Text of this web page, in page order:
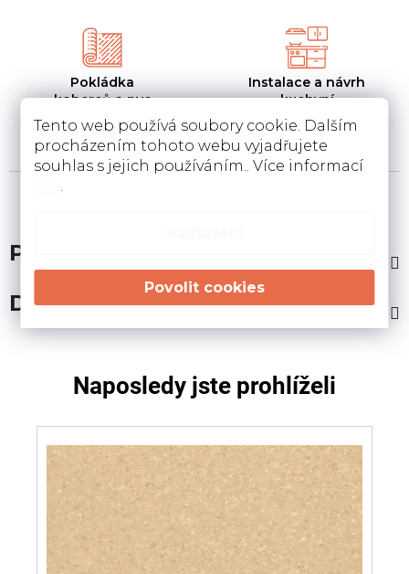
Tento web používá soubory cookie. Dalším
procházením tohoto webu vyjadřujete
souhlas s jejich používáním.. Více informací
.
Pokládka
koberců a pvc
Pokládka a zamněření
podlahovin u Vás doma
Instalace a návrh
kuchyní
Návrh kuchyní v 3D a
instalace u Vás doma
Popis
Diskuze
Naposledy jste prohlíželi